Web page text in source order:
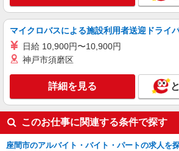
マイクロバスによる施設利用者送迎ドライ
日給 10,900円〜10,900円
神戸市須磨区
詳細を見る
このお仕事に関連する条件で探す
座間市のアルバイト・バイト・パートの求人を